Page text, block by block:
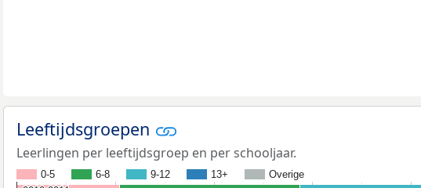
Leeftijdsgroepen
Leerlingen per leeftijdsgroep en per schooljaar.
0-5 6-8 9-12 13+ Overige